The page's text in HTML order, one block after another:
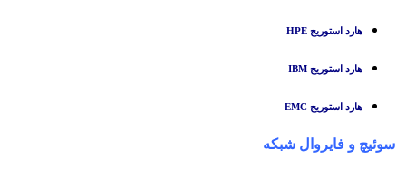
هارد استوریج HPE
هارد استوریج IBM
هارد استوریج EMC
سوئیچ و فایروال شبکه